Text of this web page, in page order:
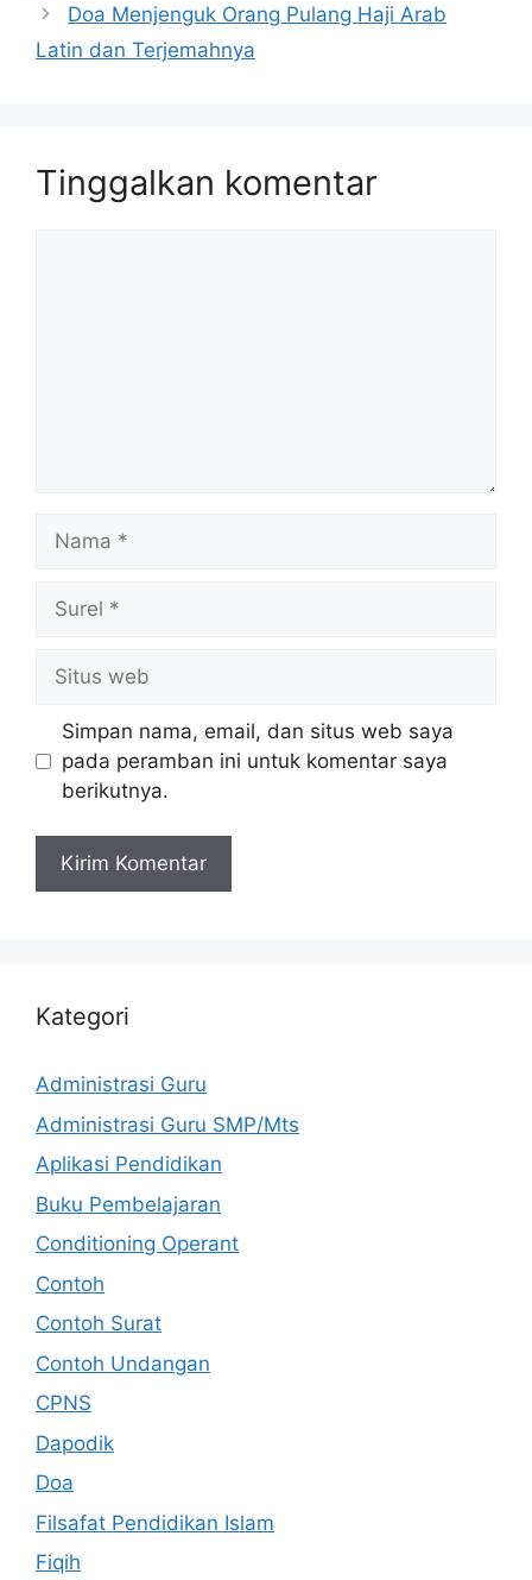
Doa Menjenguk Orang Pulang Haji Arab
Latin dan Terjemahnya
Tinggalkan komentar
web
Simpan nama, email, dan situs web saya
pada peramban ini untuk komentar saya
berikutnya.
Kategori
Administrasi Guru
Administrasi Guru SMP/Mts
Aplikasi Pendidikan
Buku Pembelajaran
Conditioning Operant
Contoh
Contoh Surat
Contoh Undangan
CPNS
Dapodik
Doa
Filsafat Pendidikan Islam
Fiqih